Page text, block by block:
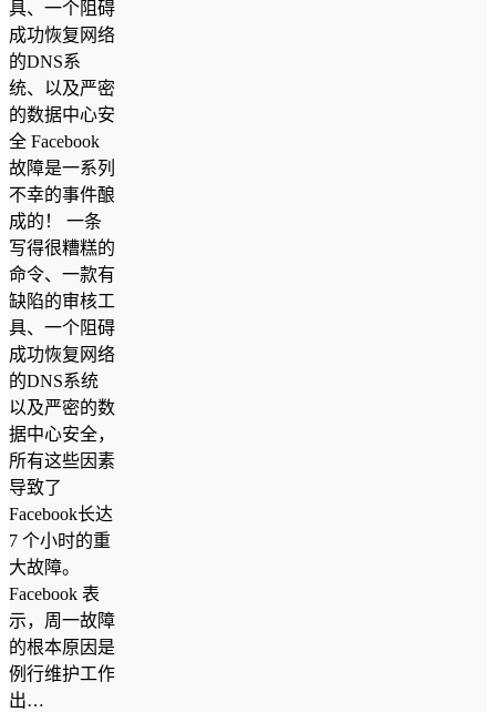
具、一个阻碍
成功恢复网络
的DNS系
统、以及严密
的数据中心安
全 Facebook
故障是一系列
不幸的事件酿
成的！ 一条
写得很糟糕的
命令、一款有
缺陷的审核工
具、一个阻碍
成功恢复网络
的DNS系统
以及严密的数
据中心安全，
所有这些因素
导致了
Facebook长达
7 个小时的重
大故障。
Facebook 表
示，周一故障
的根本原因是
例行维护工作
出…